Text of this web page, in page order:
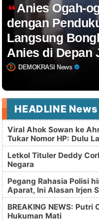
Anies Ogah-
dengan
Langsung
Anies di Depan
DEMOKRASI News
HEADLINE News
Viral Ahok Sowan ke
Tukar Nomor HP: Dulu
Letkol Tituler Deddy
Negara
Pegang Rahasia Polisi
Aparat, Ini Alasan Irjen
BREAKING NEWS:
Hukuman Mati